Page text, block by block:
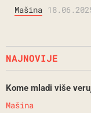
Mašina
NAJNOVIJE
Kome mladi više
Mašina